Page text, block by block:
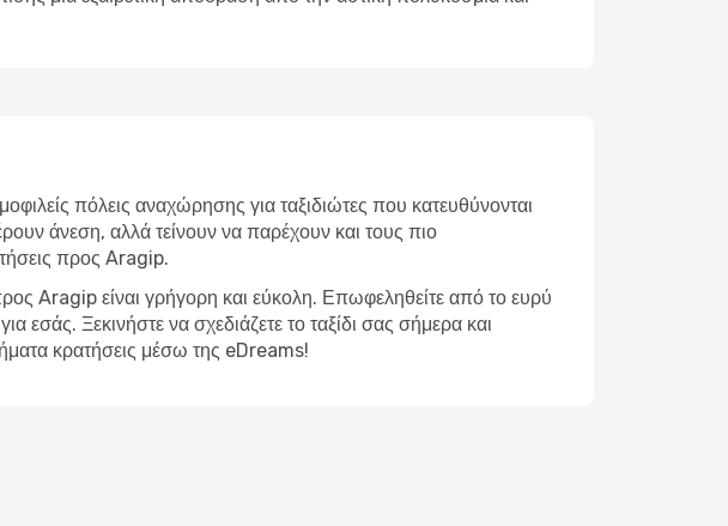
πόλεις αναχώρησης για ταξιδιώτες που κατευθύνονται
άνεση, αλλά τείνουν να παρέχουν και τους πιο
προς Aragip.
Aragip είναι γρήγορη και εύκολη. Επωφεληθείτε από το ευρύ
εσάς. Ξεκινήστε να σχεδιάζετε το ταξίδι σας σήμερα και
κρατήσεις μέσω της eDreams!